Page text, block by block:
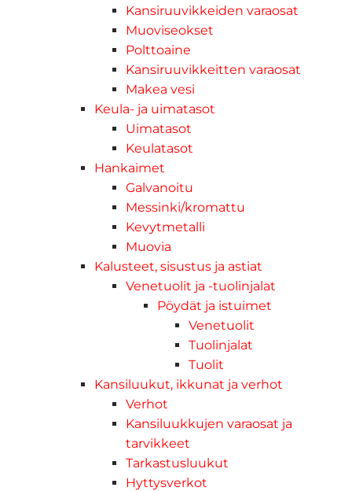
Kansiruuvikkeiden varaosat
Muoviseokset
Polttoaine
Kansiruuvikkeitten varaosat
Makea vesi
Keula- ja uimatasot
Uimatasot
Keulatasot
Hankaimet
Galvanoitu
Messinki/kromattu
Kevytmetalli
Muovia
Kalusteet, sisustus ja astiat
Venetuolit ja -tuolinjalat
Pöydät ja istuimet
Venetuolit
Tuolinjalat
Tuolit
Kansiluukut, ikkunat ja verhot
Verhot
Kansiluukkujen varaosat ja
tarvikkeet
Tarkastusluukut
Hyttysverkot